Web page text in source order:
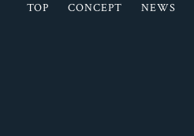
TOP CONCEPT NEWS